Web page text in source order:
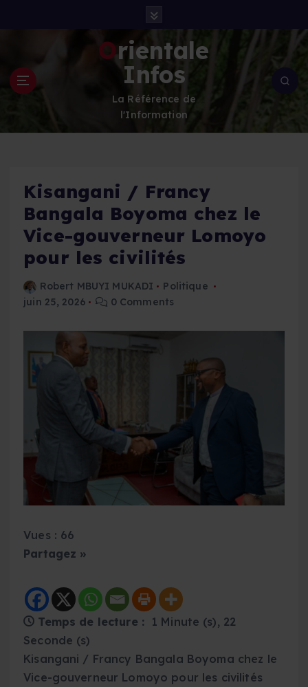
n
Orientale
Infos
La Référence de
l'Information
Kisangani / Francy
Bangala Boyoma chez le
Vice-gouverneur Lomoyo
pour les civilités
Robert MBUYI MUKADI
Politique
juin 25, 2026
0 Comments
Vues : 66
Partagez »
Temps de lecture :
1 Minute (s), 22
Seconde (s)
Kisangani / Francy Bangala Boyoma chez le
Vice-gouverneur Lomoyo pour les civilités